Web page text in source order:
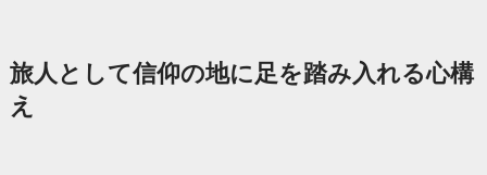
旅人として信仰の地に足を踏み入れる心構
え